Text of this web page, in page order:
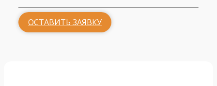
ОСТАВИТЬ ЗАЯВКУ